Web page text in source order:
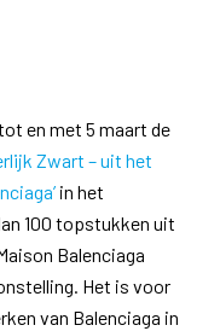
en met 5 maart de
Zwart – uit het
in het
100 topstukken uit
Balenciaga
Het is voor
van Balenciaga in